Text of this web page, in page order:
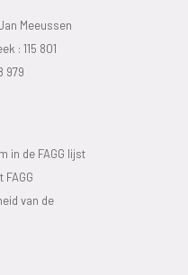
Meeussen
: 115 801
979
in de FAGG lijst
van de